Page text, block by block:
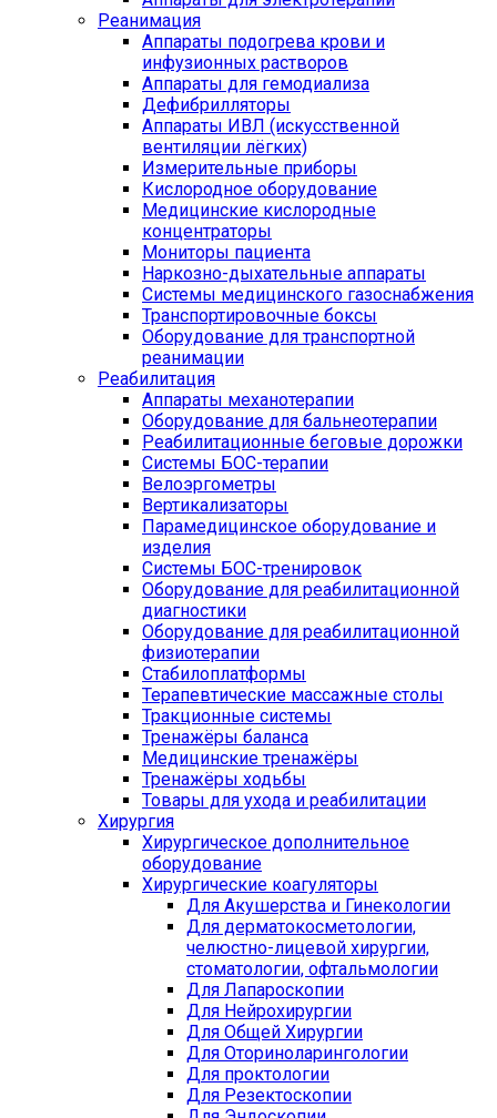
Реанимация
Аппараты подогрева крови и
инфузионных растворов
Аппараты для гемодиализа
Дефибрилляторы
Аппараты ИВЛ (искусственной
вентиляции лёгких)
Измерительные приборы
Кислородное оборудование
Медицинские кислородные
концентраторы
Мониторы пациента
Наркозно-дыхательные аппараты
Системы медицинского газоснабжения
Транспортировочные боксы
Оборудование для транспортной
реанимации
Реабилитация
Аппараты механотерапии
Оборудование для бальнеотерапии
Реабилитационные беговые дорожки
Системы БОС-терапии
Велоэргометры
Вертикализаторы
Парамедицинское оборудование и
изделия
Системы БОС-тренировок
Оборудование для реабилитационной
диагностики
Оборудование для реабилитационной
физиотерапии
Стабилоплатформы
Терапевтические массажные столы
Тракционные системы
Тренажёры баланса
Медицинские тренажёры
Тренажёры ходьбы
Товары для ухода и реабилитации
Хирургия
Хирургическое дополнительное
оборудование
Хирургические коагуляторы
Для Акушерства и Гинекологии
Для дерматокосметологии,
челюстно-лицевой хирургии,
стоматологии, офтальмологии
Для Лапароскопии
Для Нейрохирургии
Для Общей Хирургии
Для Оториноларингологии
Для проктологии
Для Резектоскопии